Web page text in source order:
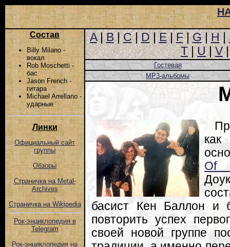
Состав
Billy Milano -
вокал
Rob Moschetti -
бас
Jason French -
гитара
Michael Arrellano -
ударные
Линки
Официальный сайт
группы
Обзоры
Страничка на Metal-
Archives
Страничка на Wikipedia
Рок-энциклопедия в
Telegram
Рок-энциклопедия на
A|B|C|D|E|F|G|H|
T|U|V
Гостевая
MP3-альбомы
Of
басист Кен Баллон и
повторить успех
своей новой группе